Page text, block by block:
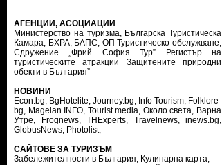
АГЕНЦИИ, АСОЦИАЦИИ
Министерство на туризма, Българска Туристическа
Камара, БХРА, БАПС, ОП Туристическо обслужване,
Сдружение „Фрий София Тур”
Регистър на
туристическите атракции
Защитените природни
обекти в България”
НОВИНИ
Econ.bg, BgHotelite, Journey.bg, Info Tourism, Folklore-
bg, Magelan INFO, Tourist media, Около света, Варна
Утре, Frognews, THExperts, Travelnews, inews.bg,
GlobusNews, Photolist,
САЙТОВЕ ЗА ТУРИЗЪМ
Забележителности в България, Кулинарна карта,